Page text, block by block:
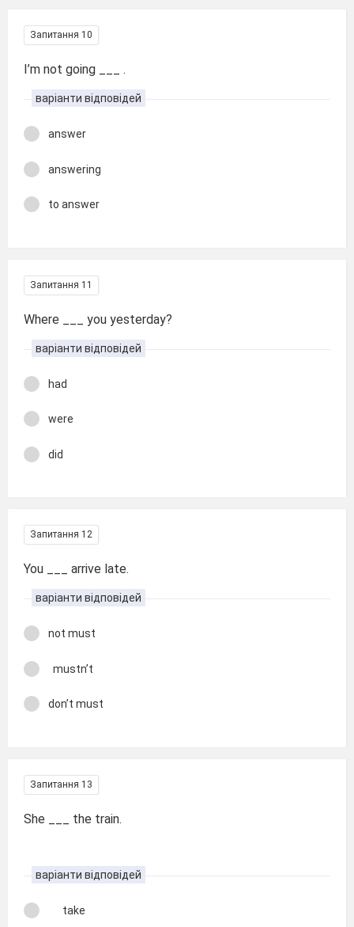
Запитання 10
I’m not going ___ .
варіанти відповідей
answer
answering
to answer
Запитання 11
Where ___ you yesterday?
варіанти відповідей
had
were
did
Запитання 12
You ___ arrive late.
варіанти відповідей
not must
mustn’t
don’t must
Запитання 13
She ___ the train.
варіанти відповідей
take